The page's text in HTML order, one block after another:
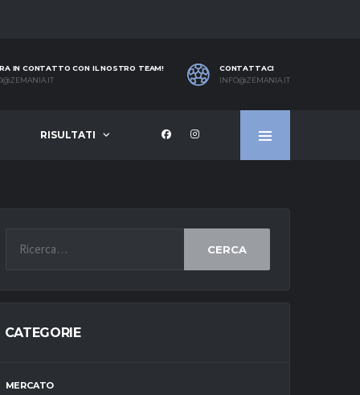
IN CONTATTO CON IL NOSTRO TEAM!
CONTATTACI
INFO@ZEMANIA.IT
RISULTATI
CERCA
CATEGORIE
MERCATO